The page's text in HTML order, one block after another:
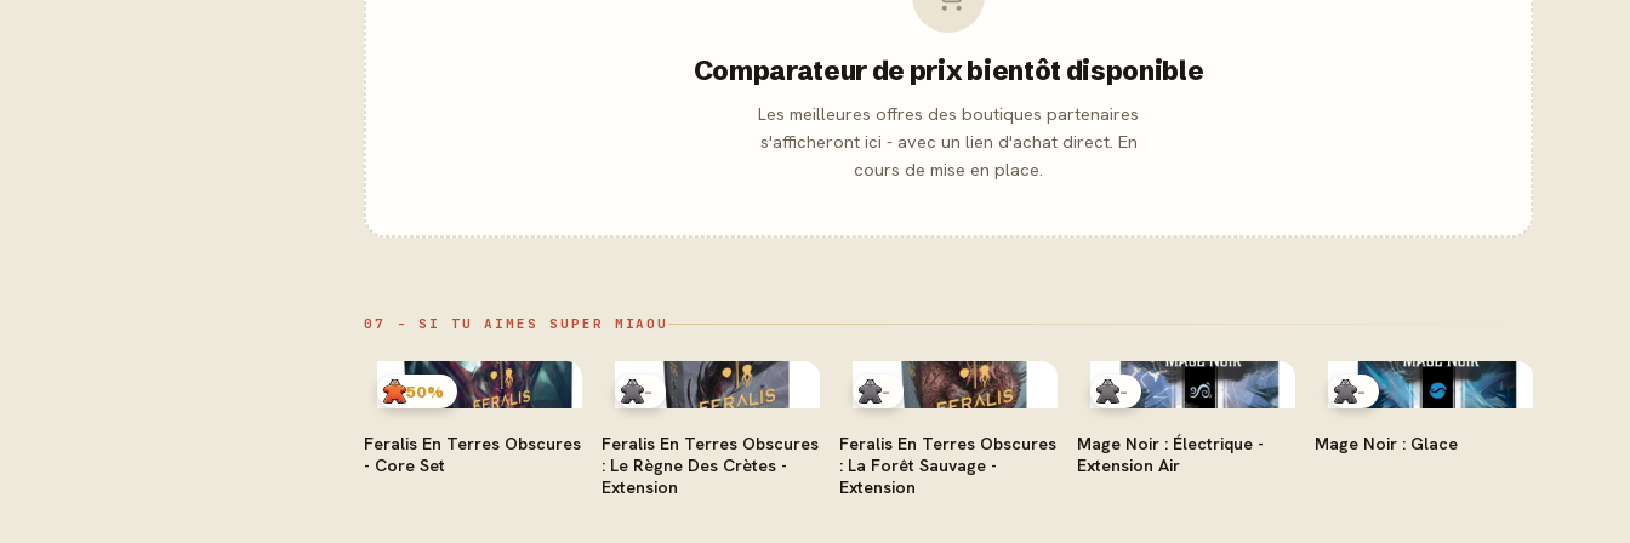
Comparateur de prix bientôt disponible
Les meilleures offres des boutiques partenaires
s'afficheront ici - avec un lien d'achat direct. En
cours de mise en place.
07 - SI TU AIMES SUPER MIAOU
50%
Feralis En Terres Obscures
- Core Set
-
Feralis En Terres Obscures
: Le Règne Des Crètes -
Extension
-
Feralis En Terres Obscures
: La Forêt Sauvage -
Extension
-
Mage Noir : Électrique -
Extension Air
-
Mage Noir : Glace